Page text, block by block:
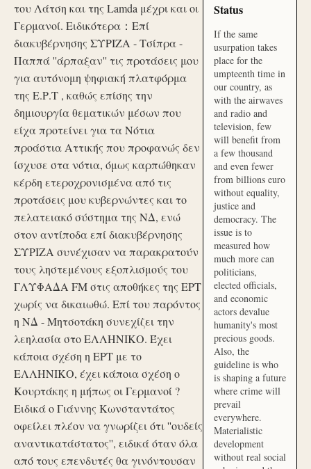
του Λάτση και της Lamda μέχρι και οι
Γερμανοί. Ειδικότερα：Επί
διακυβέρνησης ΣΥΡΙΖΑ - Τσίπρα -
Παππά ''άρπαξαν'' τις προτάσεις μου
για αυτόνομη ψηφιακή πλατφόρμα
της Ε.Ρ.Τ , καθώς επίσης την
δημιουργία θεματικών μέσων που
είχα προτείνει για τα Νότια
προάστια Αττικής που προφανώς δεν
ίσχυσε στα νότια, όμως καρπώθηκαν
κέρδη ετεροχρονισμένα από τις
προτάσεις μου κυβερνώντες και το
πελατειακό σύστημα της ΝΔ, ενώ
στον αντίποδα επί διακυβέρνησης
ΣΥΡΙΖΑ συνέχισαν να παρακρατούν
τους ληστεμένους εξοπλισμούς του
ΓΛΥΦΑΔΑ FM στις αποθήκες της ΕΡΤ
χωρίς να δικαιωθώ. Επί του παρόντος
η ΝΔ - Μητσοτάκη συνεχίζει την
λεηλασία στο ΕΛΛΗΝΙΚΟ. Έχει
κάποια σχέση η ΕΡΤ με το
ΕΛΛΗΝΙΚΟ, έχει κάποια σχέση ο
Κουρτάκης η μήπως οι Γερμανοί ?
Ειδικά ο Γιάννης Κωνσταντάτος
οφείλει πλέον να γνωρίζει ότι ''ουδείς
αναντικατάστατος'', ειδικά όταν όλα
από τους επενδυτές θα γινόντουσαν
Status
If the same
usurpation takes
place for the
umpteenth time in
our country, as
with the airwaves
and radio and
television, few
will benefit from
a few thousand
and even fewer
from billions euro
without equality,
justice and
democracy. The
issue is to
measured how
much more can
politicians,
elected officials,
and economic
actors devalue
humanity's most
precious goods.
Also, the
guideline is who
is shaping a future
where crime will
prevail
everywhere.
Materialistic
development
without real social